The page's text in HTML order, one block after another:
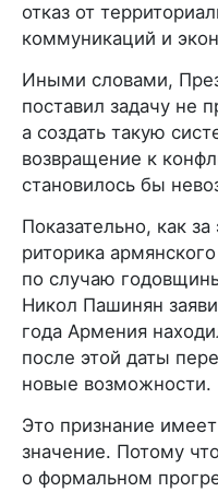
отказ от
коммуникаций и
Иными словами,
поставил задачу не
а создать такую
возвращение к
становилось бы
Показательно, как
риторика
по случаю
Никол Пашинян
года Армения
после этой даты
новые возможности.
Это признание
значение. Потому
о формальном